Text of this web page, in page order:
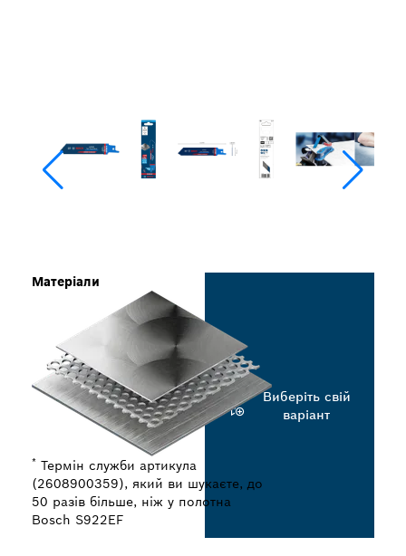
Матеріали
* Термін служби артикула
(2608900359), який ви шукаєте, до
50 разів більше, ніж у полотна
Bosch S922EF
Виберіть свій
варіант